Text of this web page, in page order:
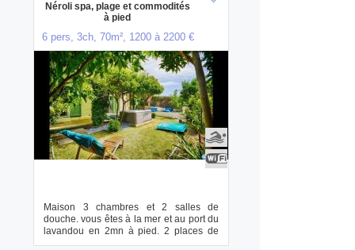
Néroli spa, plage et commodités
à pied
6 pers, 3ch, 70m², 1200 à 2200 €
Maison 3 chambres et 2 salles de
douche. vous êtes à la mer et au port du
lavandou en 2mn à pied. 2 places de
parking. ...